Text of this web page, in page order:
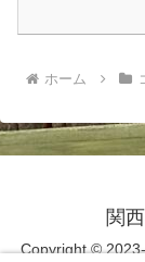
ホーム
関
Copyright ©